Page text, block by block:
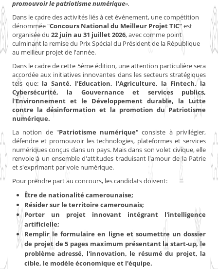
promouvoir le patriotisme numérique».
Dans le cadre des activités liés à cet événement, une compétition
dénommée "Concours National du Meilleur Projet TIC"est
organisée du 22 juin au 31 juillet 2026, avec comme point
culminant la remise du Prix Spécial du Président de la République
au meilleur projet de l'année.
Dans le cadre de cette 5ème édition, une attention particulière sera
accordée aux initiatives innovantes dans les secteurs stratégiques
tels que: la Santé, l'Education, l'Agriculture, la Fintech, la
Cybersécurité, la Gouvernance et services publics,
l'Environnement et le Développement durable, la Lutte
contre la désinformation et la promotion du Patriotisme
numérique.
La notion de "Patriotisme numérique" consiste à privilégier,
défendre et promouvoir les technologies, plateformes et services
numériques conçus dans un pays. Mais dans son volet civique, elle
renvoie à un ensemble d'attitudes traduisant l'amour de la Patrie
et s'exprimant par voie numérique.
Pour prendre part au concours, les candidats doivent:
Être de nationalité camerounaise;
Résider sur le territoire camerounais;
Porter un projet innovant intégrant l'intelligence
artificielle;
Remplir le formulaire en ligne et soumettre un dossier
de projet de 5 pages maximum présentant la start-up, le
problème adressé, l'innovation, le résumé du projet, la
cible, le modèle économique et l'équipe.